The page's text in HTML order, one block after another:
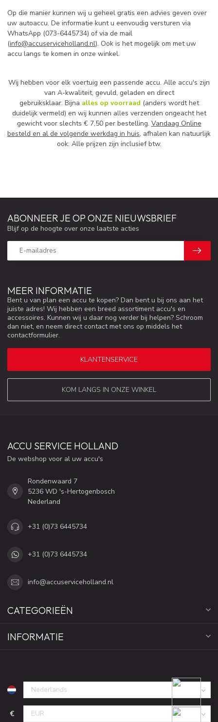
Op die manier kunnen wij u geheel gratis een advies geven over
uw autoaccu. De informatie kunt u eenvoudig versturen via
WhatsApp (073-6445734) of via de mail
(info@accuserviceholland.nl). Ook is het mogelijk om met uw
accu langs te komen in onze winkel.
Wij hebben voor elk voertuig een passende accu. Alle accu's zijn
van A-kwaliteit, gevuld, geladen en direct
gebruiksklaar. Bijna alles op voorraad (anders wordt het
duidelijk vermeld) en wij kunnen alles verzenden ongeacht het
gewicht voor slechts € 7,50 per bestelling. Vandaag Online
besteld en al de volgende werkdag in huis, afhalen kan natuurlijk
ook. Alle prijzen zijn inclusief btw.
MEER INFORMATIE
Bent u van plan een accu te kopen? Dan bent u bij ons aan het
juiste adres! Wij hebben een breed assortiment accu's en
accessoires. Kunnen wij u daar nog verder bij helpen? Schroom
dan niet, en neem direct contact met ons op middels het
contactformulier.
KLANTENSERVICE
KOM LANGS IN ONZE WINKEL
ABONNEER JE OP ONZE NIEUWSBRIEF
Blijf op de hoogte over onze laatste acties
ACCU SERVICE HOLLAND
De webshop voor al uw accu's
Rondenwaard 7
5236 WD 's-Hertogenbosch
Nederland
+31 (0)73 6445734
+31 (0)73 6445734
info@accuserviceholland.nl
CATEGORIEËN
INFORMATIE
€